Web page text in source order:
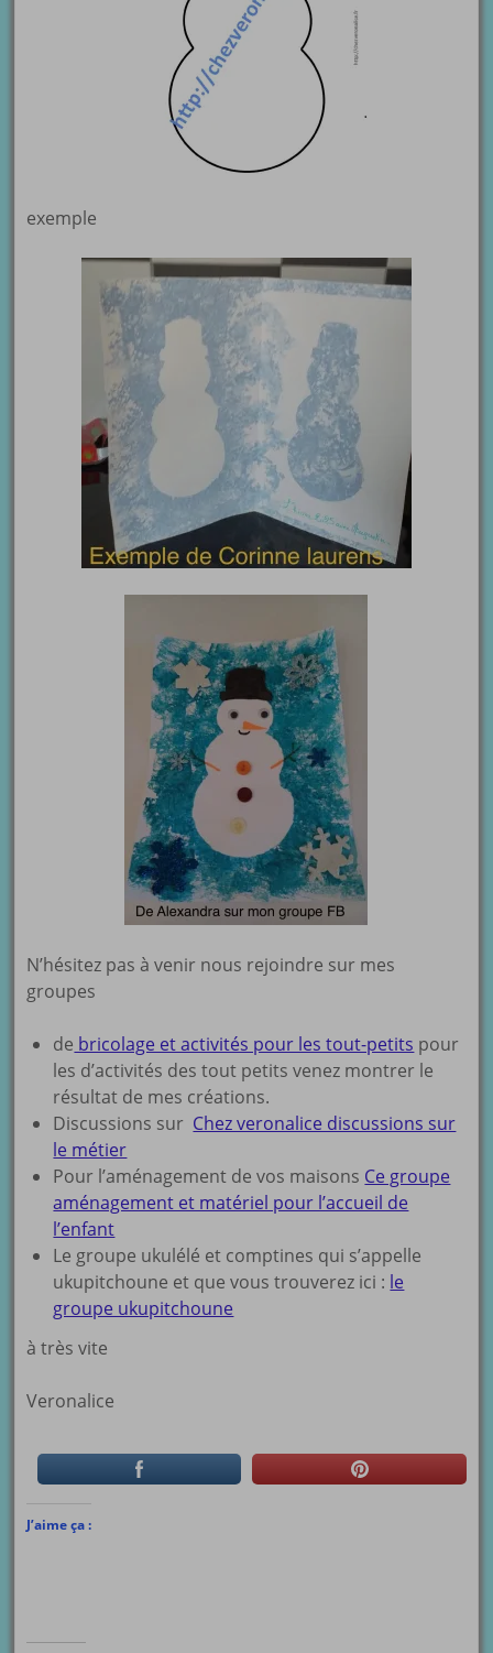
exemple
N’hésitez pas à venir nous rejoindre sur mes
groupes
de bricolage et activités pour les tout-petits pour
les d’activités des tout petits venez montrer le
résultat de mes créations.
Discussions sur Chez veronalice discussions sur
le métier
Pour l’aménagement de vos maisons Ce groupe
aménagement et matériel pour l’accueil de
l’enfant
Le groupe ukulélé et comptines qui s’appelle
ukupitchoune et que vous trouverez ici : le
groupe ukupitchoune
à très vite
Veronalice
J’aime ça :